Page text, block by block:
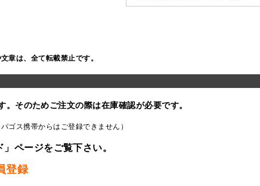
章は、全て転載禁止です。
そのためご注文の際は在庫確認が必要です。
ゴス携帯からはご登録できません）
ページをご覧下さい。
登録